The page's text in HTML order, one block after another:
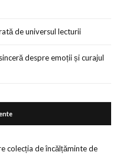
de universul lecturii
despre emoții și curajul
colecția de încălțăminte de